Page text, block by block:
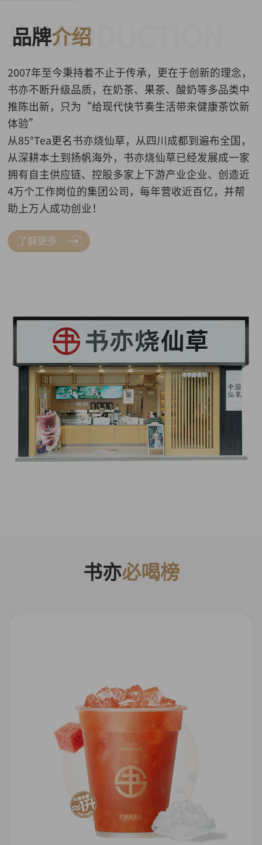
INTRODUCTION
品牌介绍
2007年至今秉持着不止于传承，更在于创新的理念，
书亦不断升级品质，在奶茶、果茶、酸奶等多品类中
推陈出新，只为“给现代快节奏生活带来健康茶饮新
体验”
从85°Tea更名书亦烧仙草，从四川成都到遍布全国，
从深耕本土到扬帆海外，书亦烧仙草已经发展成一家
拥有自主供应链、控股多家上下游产业企业、创造近
4万个工作岗位的集团公司，每年营收近百亿，并帮
助上万人成功创业！
了解更多
书亦必喝榜